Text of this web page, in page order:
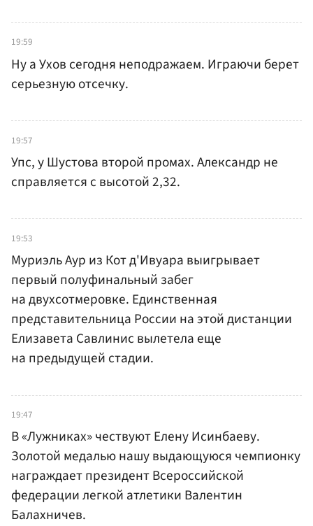
19:59
Ну а Ухов сегодня неподражаем. Играючи берет
серьезную отсечку.
19:57
Упс, у Шустова второй промах. Александр не
справляется с высотой 2,32.
19:53
Муриэль Аур из Кот д'Ивуара выигрывает
первый полуфинальный забег
на двухсотмеровке. Единственная
представительница России на этой дистанции
Елизавета Савлинис вылетела еще
на предыдущей стадии.
19:47
В «Лужниках» чествуют Елену Исинбаеву.
Золотой медалью нашу выдающуюся чемпионку
награждает президент Всероссийской
федерации легкой атлетики Валентин
Балахничев.